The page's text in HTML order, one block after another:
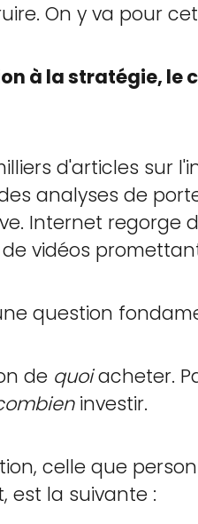
On y va pour
à la stratégie, le
d'articles sur
analyses de
Internet regorge
vidéos
question
de quoiacheter.
investir.
celle que
est la suivante :